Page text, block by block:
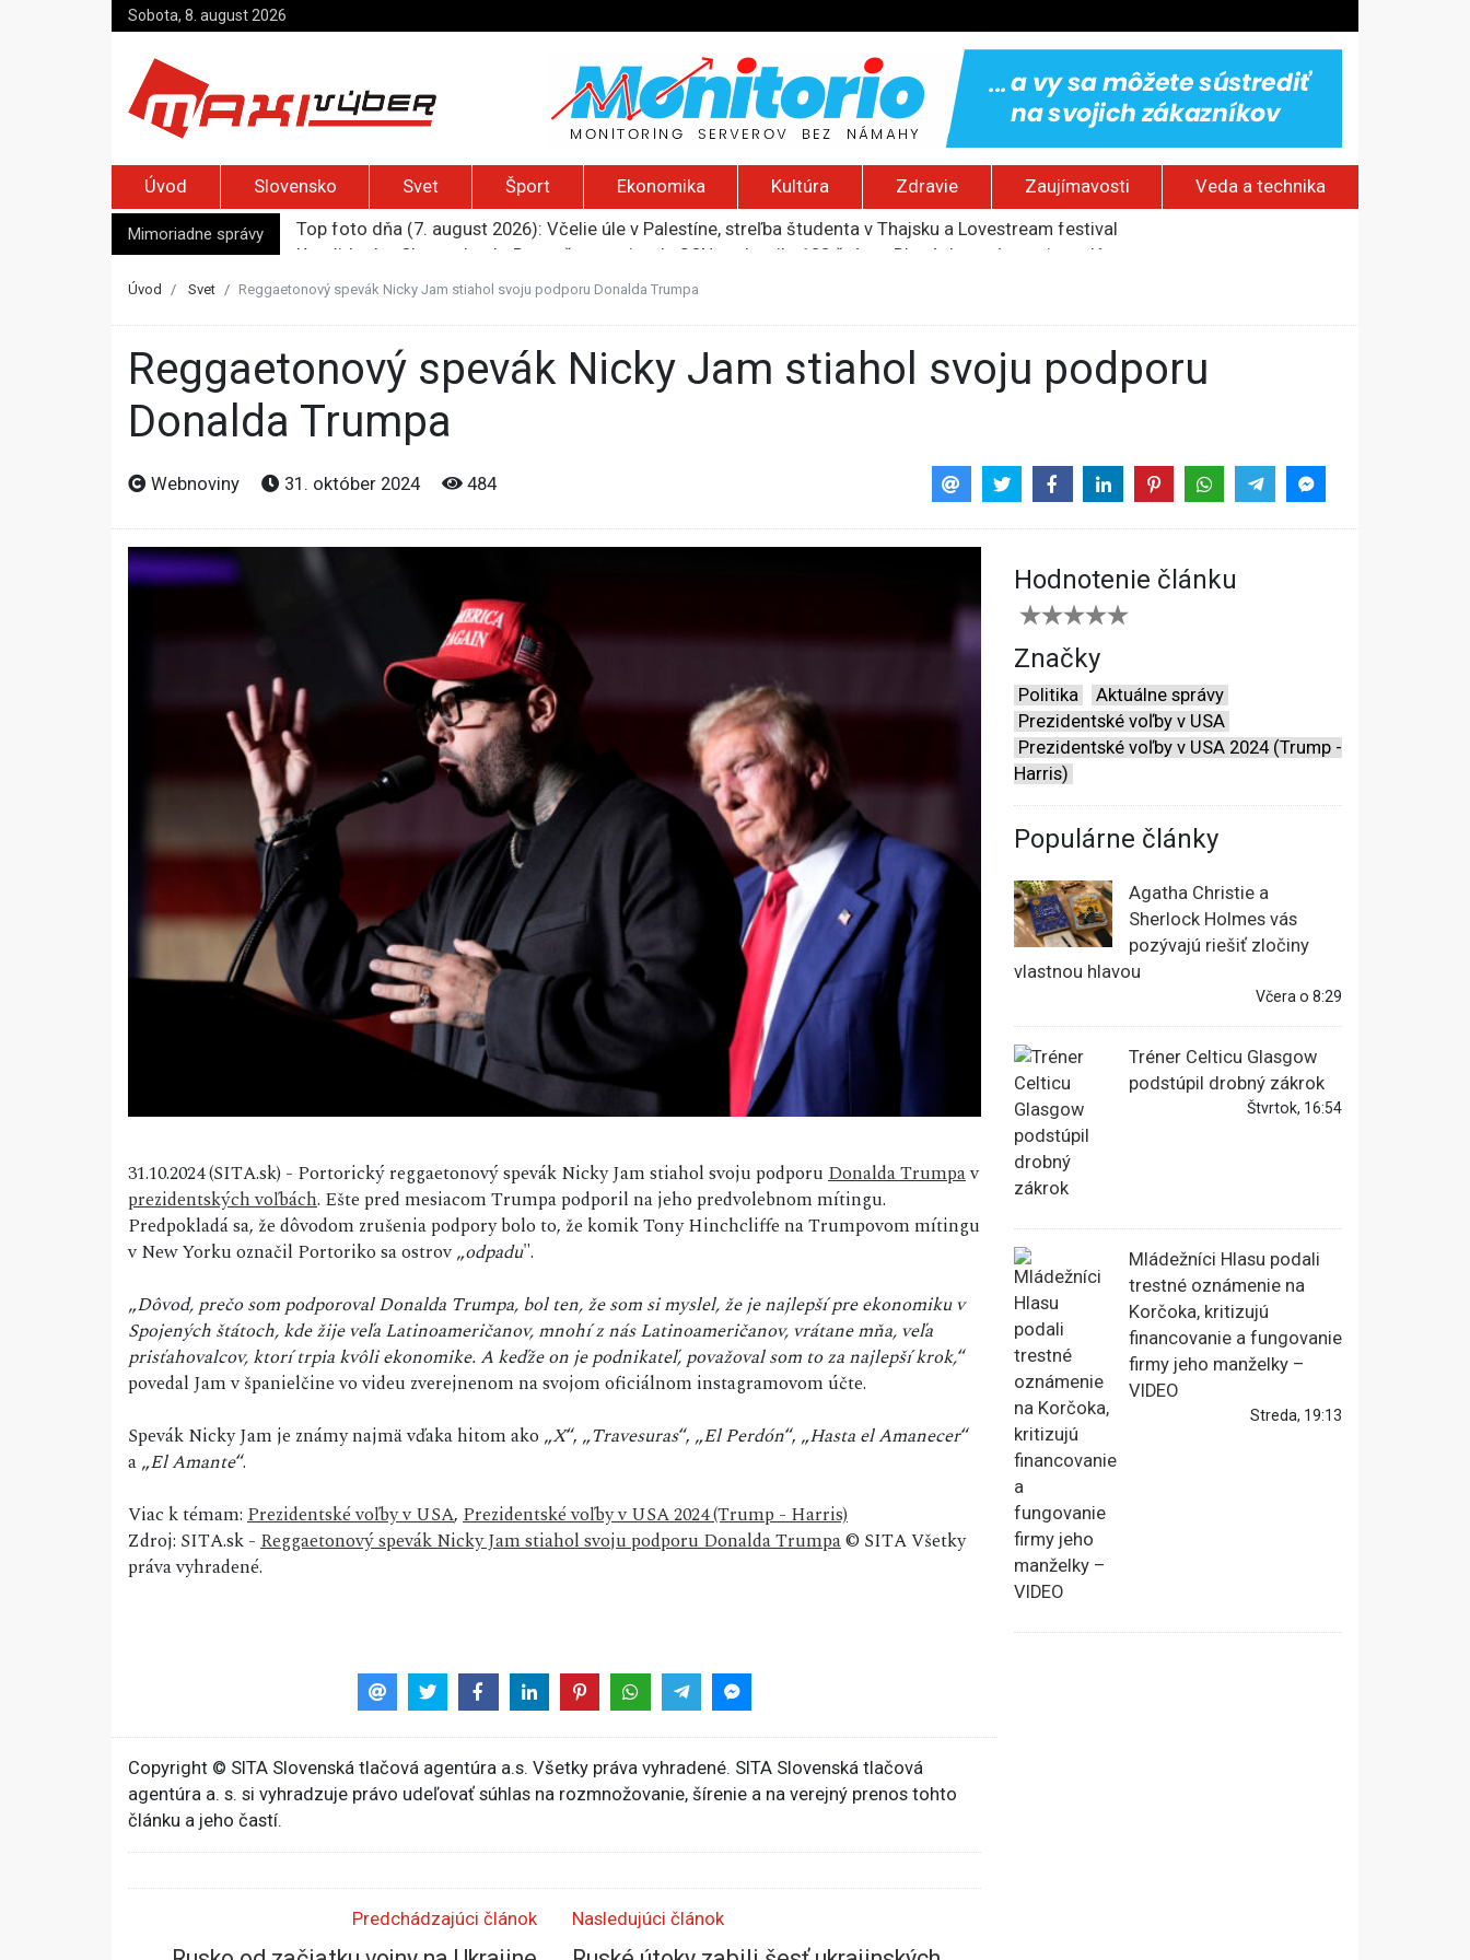
Sobota, 8. august 2026
Úvod Slovensko Svet Šport Ekonomika Kultúra Zdravie Zaujímavosti Veda a technika
Mimoriadne správy
Top foto dňa (7. august 2026): Včelie úle v Palestíne, streľba študenta v Thajsku a Lovestream festival
Kandidatúru Slovenska do Bezpečnostnej rady OSN podporilo 123 štátov, Blanár hovorí o prejave dôvery
Pápež Lev XIV. sa vo Francúzsku stretne s obeťami sexuálneho zneužívania kňazmi
Úvod Svet Reggaetonový spevák Nicky Jam stiahol svoju podporu Donalda Trumpa
Reggaetonový spevák Nicky Jam stiahol svoju podporu
Donalda Trumpa
Webnoviny 31. október 2024 484
31.10.2024 (SITA.sk) - Portorický reggaetonový spevák Nicky Jam stiahol svoju podporuDonalda Trumpav
prezidentských voľbách. Ešte pred mesiacom Trumpa podporil na jeho predvolebnom mítingu.
Predpokladá sa, že dôvodom zrušenia podpory bolo to, že komik Tony Hinchcliffe na Trumpovom mítingu
v New Yorku označil Portoriko sa ostrov „odpadu".
„Dôvod, prečo som podporoval Donalda Trumpa, bol ten, že som si myslel, že je najlepší pre ekonomiku v
Spojených štátoch, kde žije veľa Latinoameričanov, mnohí z nás Latinoameričanov, vrátane mňa, veľa
prisťahovalcov, ktorí trpia kvôli ekonomike. A keďže on je podnikateľ, považoval som to za najlepší krok,“
povedal Jam v španielčine vo videu zverejnenom na svojom oficiálnom instagramovom účte.
Spevák Nicky Jam je známy najmä vďaka hitom ako „X“, „Travesuras“, „El Perdón“, „Hasta el Amanecer“
a „El Amante“.
Viac k témam:Prezidentské voľby v USA,Prezidentské voľby v USA 2024 (Trump - Harris)
Zdroj: SITA.sk -Reggaetonový spevák Nicky Jam stiahol svoju podporu Donalda Trumpa© SITA Všetky
práva vyhradené.
Hodnotenie článku
Značky
Politika
Aktuálne správy
Prezidentské voľby v USA
Prezidentské voľby v USA 2024 (Trump -
Harris)
Populárne články
Agatha Christie a
Sherlock Holmes vás
pozývajú riešiť zločiny
vlastnou hlavou
Včera o 8:29
Tréner Celticu Glasgow
podstúpil drobný zákrok
Štvrtok, 16:54
Mládežníci Hlasu podali
trestné oznámenie na
Korčoka, kritizujú
financovanie a fungovanie
firmy jeho manželky –
VIDEO
Streda, 19:13
Copyright © SITA Slovenská tlačová agentúra a.s. Všetky práva vyhradené. SITA Slovenská tlačová
agentúra a. s. si vyhradzuje právo udeľovať súhlas na rozmnožovanie, šírenie a na verejný prenos tohto
článku a jeho častí.
Predchádzajúci článok Nasledujúci článok